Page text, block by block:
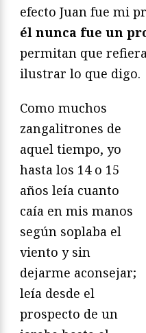
efecto Juan fue mi
él nunca fue un
permitan que
ilustrar lo que digo.
Como muchos
zangalitrones de
aquel tiempo, yo
hasta los 14 o 15
años leía cuanto
caía en mis manos
según soplaba el
viento y sin
dejarme aconsejar;
leía desde el
prospecto de un